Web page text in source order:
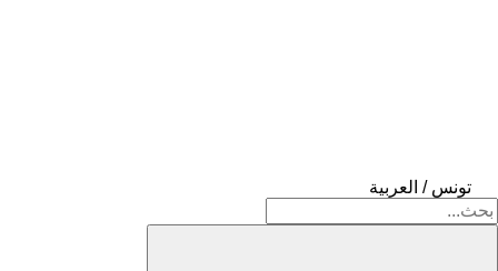
تونس / العربية